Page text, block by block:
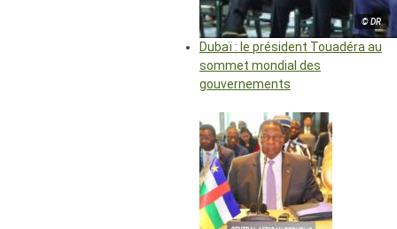
© DR
Dubaï : le président Touadéra au
sommet mondial des
gouvernements